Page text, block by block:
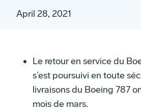
April 28, 2021
Le retour en service du
s’est poursuivi en toute
livraisons du Boeing 787
mois de mars.